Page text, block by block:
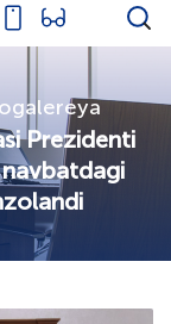
Prezidenti
navbatdagi